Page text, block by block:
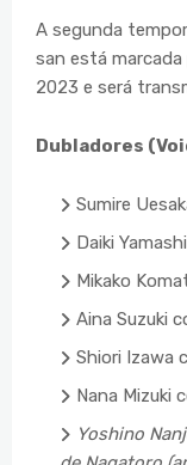
A segunda
san está
2023 e será
Dubladores
Sumire
Daiki
Mikako
Aina Suzuki
Shiori Izawa
Nana Mizuki
Yoshino